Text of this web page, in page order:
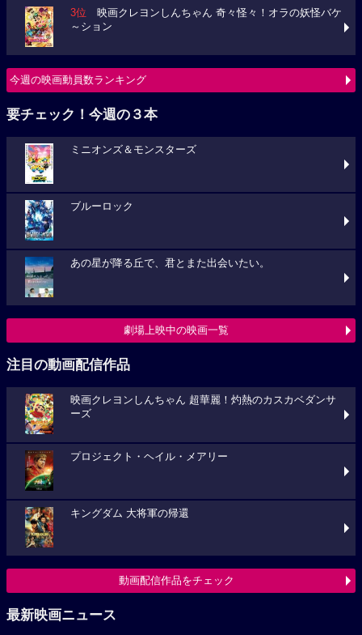
3位 映画クレヨンしんちゃん 奇々怪々！オラの妖怪バケ
～ション
今週の映画動員数ランキング
要チェック！今週の３本
ミニオンズ＆モンスターズ
ブルーロック
あの星が降る丘で、君とまた出会いたい。
劇場上映中の映画一覧
注目の動画配信作品
映画クレヨンしんちゃん 超華麗！灼熱のカスカベダンサ
ーズ
プロジェクト・ヘイル・メアリー
キングダム 大将軍の帰還
動画配信作品をチェック
最新映画ニュース